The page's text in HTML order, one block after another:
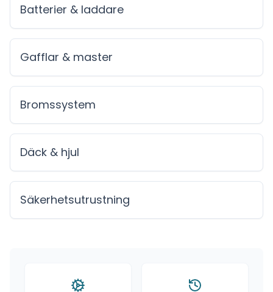
Batterier & laddare
Gafflar & master
Bromssystem
Däck & hjul
Säkerhetsutrustning